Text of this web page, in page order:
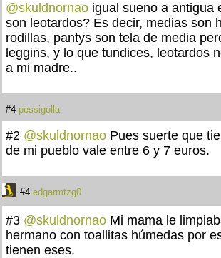
@skuldnornao igual sueno a antigua
son leotardos? Es decir, medias son
rodillas, pantys son tela de media
leggins, y lo que tundices, leotardos
a mi madre..
#4 pessigolla
#2 @skuldnornao Pues suerte que
de mi pueblo vale entre 6 y 7 euros.
#4 edgarmtzg0
#3 @skuldnornao Mi mama le
hermano con toallitas húmedas por
tienen eses.